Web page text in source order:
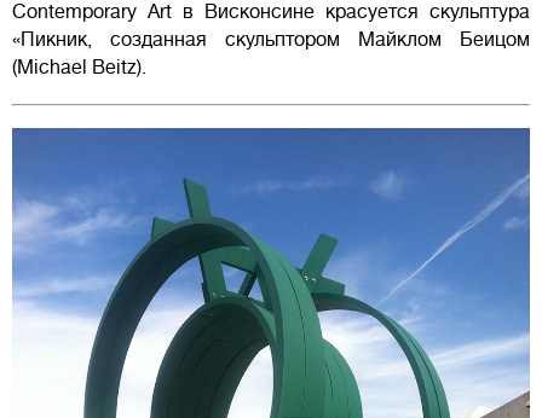
Contemporary Art в Висконсине красуется скульптура
«Пикник, созданная скульптором Майклом Беицом
(Michael Beitz).